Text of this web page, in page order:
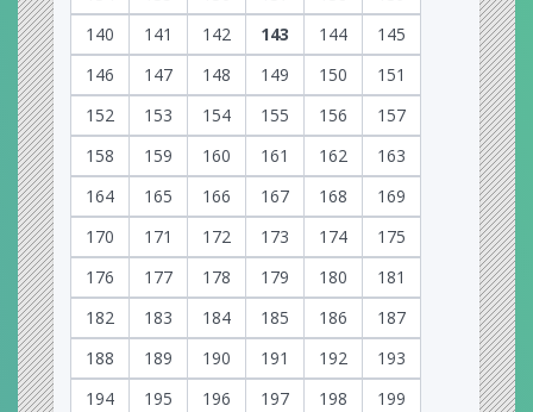
140
141 142 143 144
145
146
147 148 149 150
151
152
153 154 155 156
157
158
159 160 161 162
163
164
165 166 167 168
169
170
171 172 173 174
175
176
177 178 179 180
181
182
183 184 185 186
187
188
189 190 191 192
193
194
195 196 197 198
199